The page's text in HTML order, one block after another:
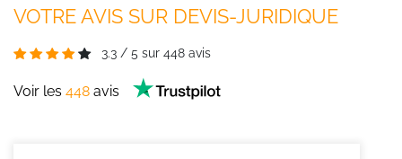
VOTRE AVIS SUR DEVIS-JURIDIQUE
3.3 / 5 sur 448 avis
Voir les 448 avis